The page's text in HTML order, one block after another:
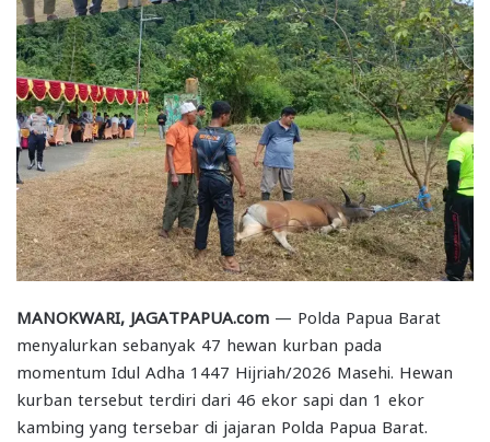
MANOKWARI, JAGATPAPUA.com — Polda Papua Barat
menyalurkan sebanyak 47 hewan kurban pada
momentum Idul Adha 1447 Hijriah/2026 Masehi. Hewan
kurban tersebut terdiri dari 46 ekor sapi dan 1 ekor
kambing yang tersebar di jajaran Polda Papua Barat.